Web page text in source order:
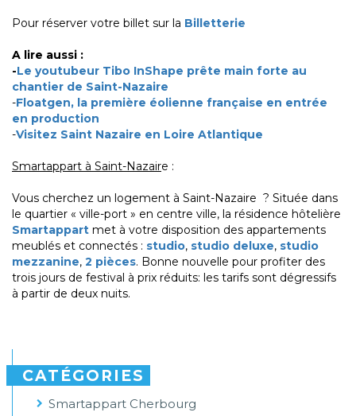
Pour réserver votre billet sur la Billetterie
A lire aussi :
-Le youtubeur Tibo InShape prête main forte au
chantier de Saint-Nazaire
-Floatgen, la première éolienne française en entrée
en production
-Visitez Saint Nazaire en Loire Atlantique
Smartappart à Saint-Nazaire :
Vous cherchez un logement à Saint-Nazaire ? Située dans
le quartier « ville-port » en centre ville, la résidence hôtelière
Smartappart met à votre disposition des appartements
meublés et connectés : studio, studio deluxe, studio
mezzanine, 2 pièces. Bonne nouvelle pour profiter des
trois jours de festival à prix réduits: les tarifs sont dégressifs
à partir de deux nuits.
CATÉGORIES
Smartappart Cherbourg